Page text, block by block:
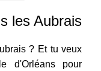
les Aubrais
? Et tu veux
d'Orléans pour